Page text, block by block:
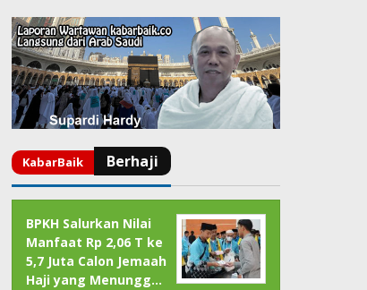
BPKH Salurkan Nilai
Manfaat Rp 2,06 T ke
5,7 Juta Calon Jemaah
Haji yang Menungg…